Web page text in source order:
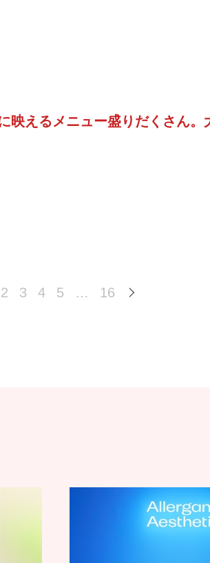
映えるメニュー盛りだくさん。
2 3 4 5 … 16